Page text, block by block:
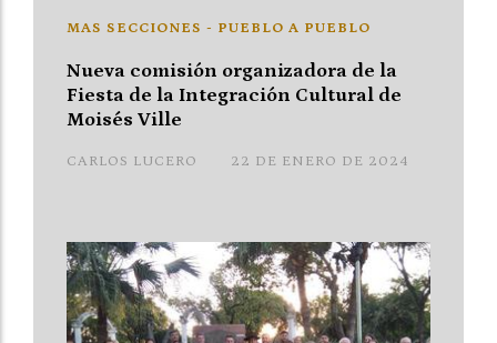
Nueva comisión organizadora de la
Fiesta de la Integración Cultural de
Moisés Ville
CARLOS LUCERO
MAS SECCIONES - PUEBLO A PUEBLO
22 DE ENERO DE 2024